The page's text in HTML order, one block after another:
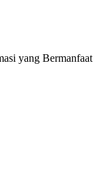
yang Bermanfaat